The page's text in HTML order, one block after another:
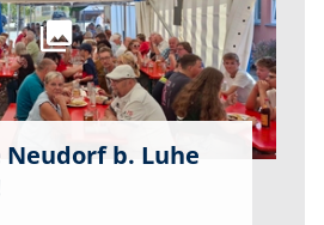
Neudorf b. Luhe